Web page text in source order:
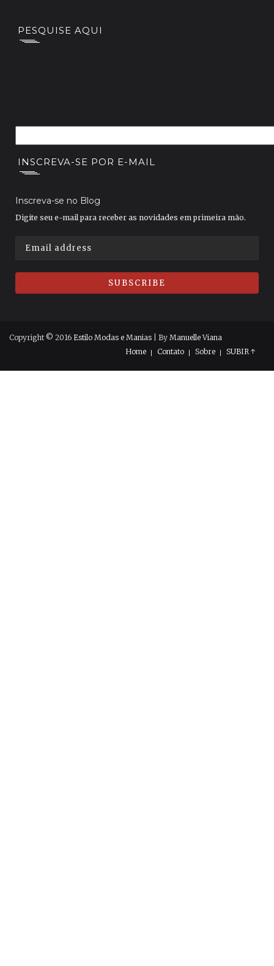
PESQUISE AQUI
INSCREVA-SE POR E-MAIL
Inscreva-se no Blog
Digite seu e-mail para receber as novidades em primeira mão.
Copyright © 2016 Estilo Modas e Manias | By Manuelle Viana
Home
Contato Sobre SUBIR ↑